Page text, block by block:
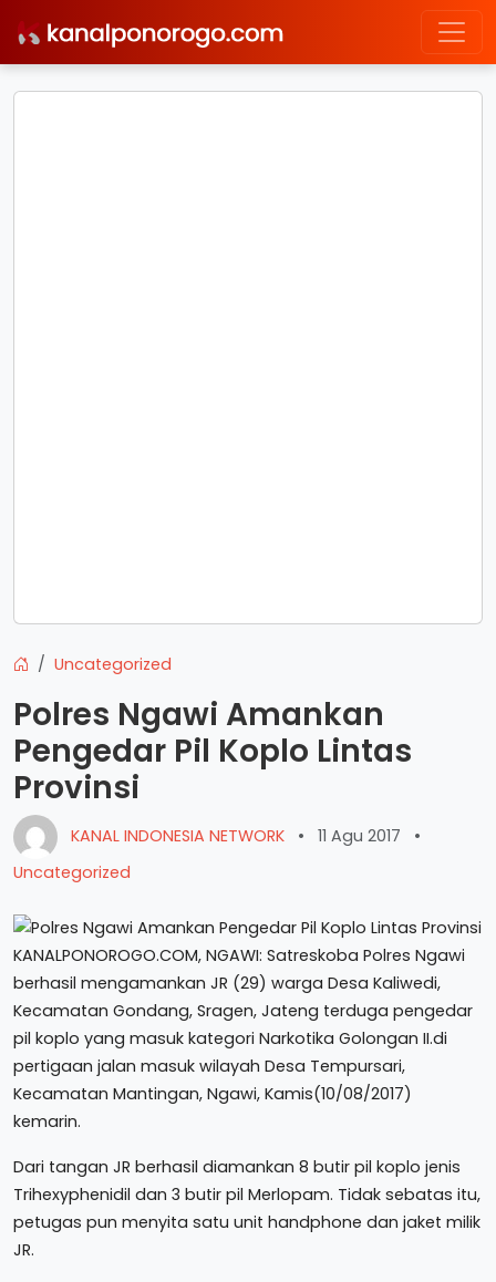
Uncategorized
Polres Ngawi Amankan
Pengedar Pil Koplo Lintas
Provinsi
KANAL INDONESIA NETWORK • 11 Agu 2017
•
Uncategorized
KANALPONOROGO.COM, NGAWI: Satreskoba Polres Ngawi
berhasil mengamankan JR (29) warga Desa Kaliwedi,
Kecamatan Gondang, Sragen, Jateng terduga pengedar
pil koplo yang masuk kategori Narkotika Golongan II.di
pertigaan jalan masuk wilayah Desa Tempursari,
Kecamatan Mantingan, Ngawi, Kamis(10/08/2017)
kemarin.
Dari tangan JR berhasil diamankan 8 butir pil koplo jenis
Trihexyphenidil dan 3 butir pil Merlopam. Tidak sebatas itu,
petugas pun menyita satu unit handphone dan jaket milik
JR.